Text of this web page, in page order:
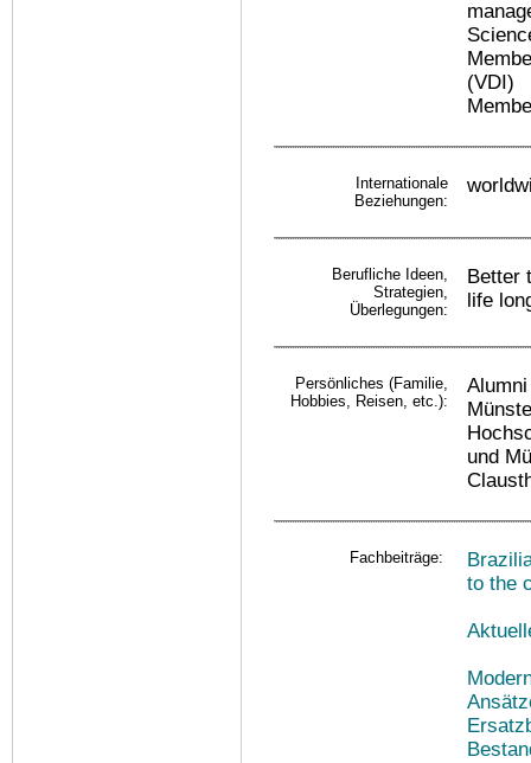
(VDI)
Internationale
Beziehungen:
Berufliche Ideen,
Strategien,
Überlegungen:
Better
life
Persönliches (Familie,
Hobbies, Reisen, etc.):
und
Fachbeiträge:
to the